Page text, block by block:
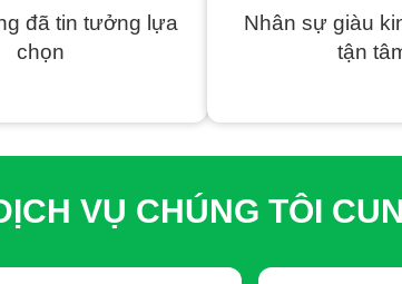
đồng thời tối ưu chi phí
để khách hàng vừa
quyền lợi và chính sách tốt nhất.
tôi cũng KHÔNG ƯU TIÊN SỬ DỤNG. Chỉ
khoảng 120K/lạng (tùy theo loại hóa chất),
đã tin tưởng lựa
chọn
Nhân sự giàu
tận
VỤ CHÚNG TÔI